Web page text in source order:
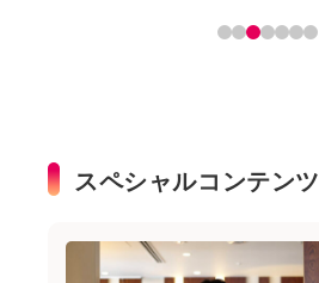
スペシャルコンテンツ